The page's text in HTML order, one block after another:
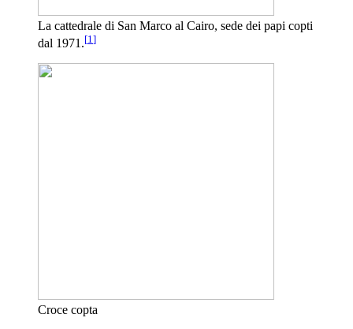
La cattedrale di San Marco al Cairo, sede dei papi copti
dal 1971.[1]
Croce copta